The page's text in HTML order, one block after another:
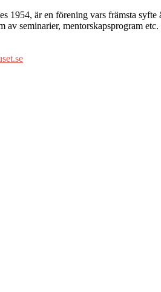
1954, är en förening vars främsta
av seminarier, mentorskapsprogram